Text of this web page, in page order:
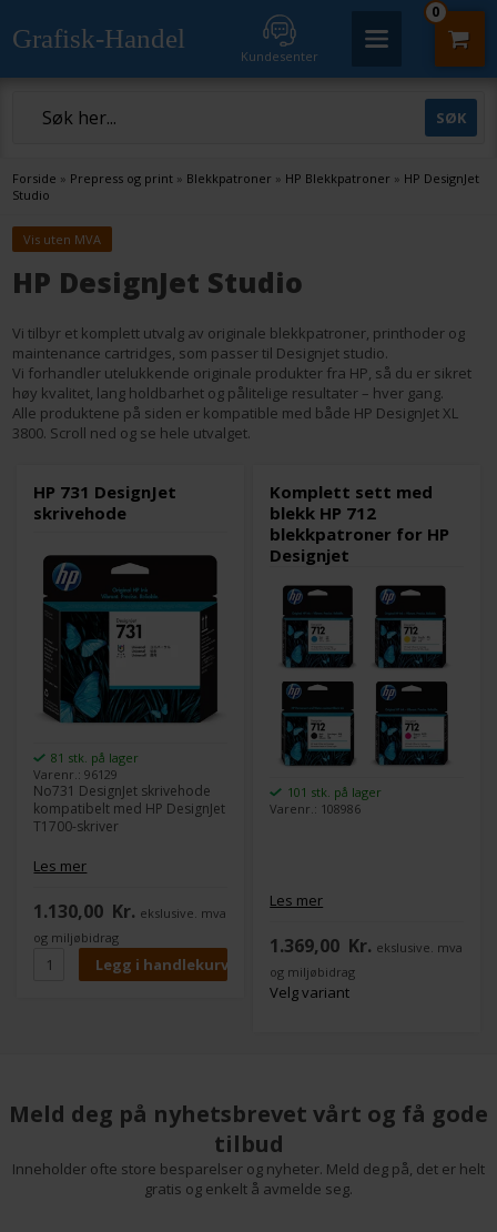
Grafisk-Handel
Kundesenter
0
Forside » Prepress og print » Blekkpatroner » HP Blekkpatroner » HP DesignJet
Studio
Vis uten MVA
HP DesignJet Studio
Vi tilbyr et komplett utvalg av originale blekkpatroner, printhoder og
maintenance cartridges, som passer til Designjet studio.
Vi forhandler utelukkende originale produkter fra HP, så du er sikret
høy kvalitet, lang holdbarhet og pålitelige resultater – hver gang.
Alle produktene på siden er kompatible med både HP DesignJet XL
3800. Scroll ned og se hele utvalget.
HP 731 DesignJet
skrivehode
81 stk. på lager
Varenr.: 96129
No731 DesignJet skrivehode
kompatibelt med HP DesignJet
T1700-skriver
Les mer
1.130,00 Kr. ekslusive. mva
og miljøbidrag
Komplett sett med
blekk HP 712
blekkpatroner for HP
Designjet
101 stk. på lager
Varenr.: 108986
Les mer
1.369,00 Kr. ekslusive. mva
og miljøbidrag
Velg variant
Meld deg på nyhetsbrevet vårt og få gode
tilbud
Inneholder ofte store besparelser og nyheter. Meld deg på, det er helt
gratis og enkelt å avmelde seg.